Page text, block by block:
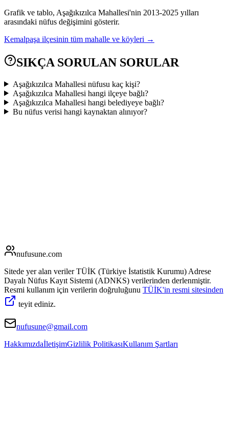
Grafik ve tablo, Aşağıkızılca Mahallesi'nin 2013-2025 yılları
arasındaki nüfus değişimini gösterir.
Kemalpaşa ilçesinin tüm mahalle ve köyleri →
SIKÇA SORULAN SORULAR
Aşağıkızılca Mahallesi nüfusu kaç kişi?
Aşağıkızılca Mahallesi hangi ilçeye bağlı?
Aşağıkızılca Mahallesi hangi belediyeye bağlı?
Bu nüfus verisi hangi kaynaktan alınıyor?
nufusune.com
Sitede yer alan veriler TÜİK (Türkiye İstatistik Kurumu) Adrese
Dayalı Nüfus Kayıt Sistemi (ADNKS) verilerinden derlenmiştir.
Resmi kullanım için verilerin doğruluğunu TÜİK'in resmi sitesinden
teyit ediniz.
nufusune@gmail.com
HakkımızdaİletişimGizlilik PolitikasıKullanım Şartları